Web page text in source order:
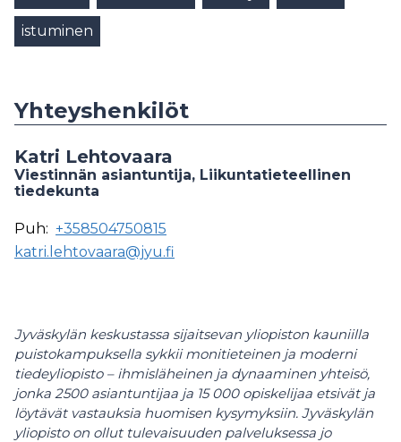
istuminen
Yhteyshenkilöt
Katri Lehtovaara
Viestinnän asiantuntija, Liikuntatieteellinen
tiedekunta
Puh: +358504750815
katri.lehtovaara@jyu.fi
Jyväskylän keskustassa sijaitsevan yliopiston kauniilla
puistokampuksella sykkii monitieteinen ja moderni
tiedeyliopisto – ihmisläheinen ja dynaaminen yhteisö,
jonka 2500 asiantuntijaa ja 15 000 opiskelijaa etsivät ja
löytävät vastauksia huomisen kysymyksiin. Jyväskylän
yliopisto on ollut tulevaisuuden palveluksessa jo